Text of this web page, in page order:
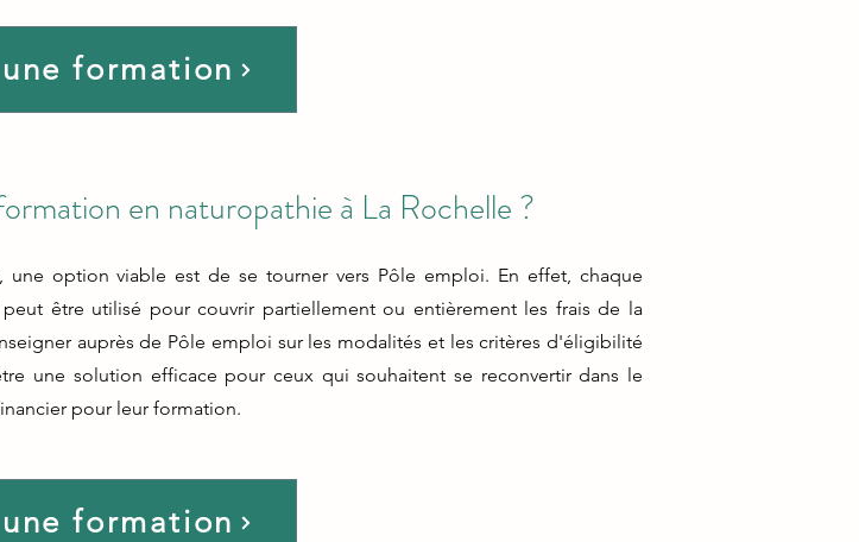
formation
en naturopathie à La Rochelle ?
option viable est de se tourner vers Pôle emploi. En effet, chaque
être utilisé pour couvrir partiellement ou entièrement les frais de la
auprès de Pôle emploi sur les modalités et les critères d'éligibilité
une solution efficace pour ceux qui souhaitent se reconvertir dans le
pour leur formation.
formation